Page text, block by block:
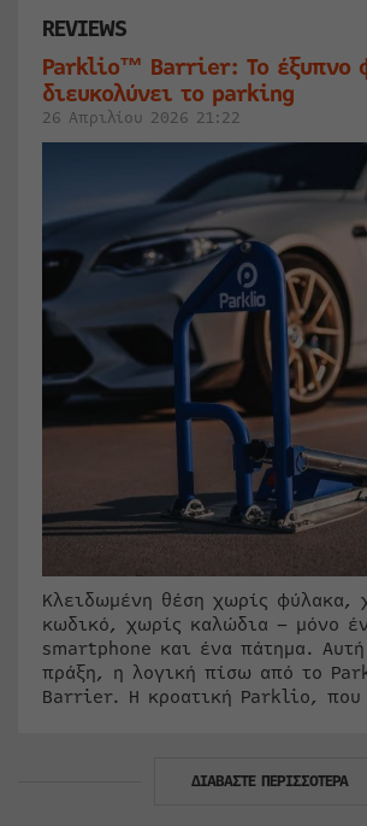
REVIEWS
Parklio™ Barrier: Το έξυπνο
διευκολύνει το parking
26 Απριλίου 2026 21:22
Κλειδωμένη θέση χωρίς φύλακα,
κωδικό, χωρίς καλώδια – μόνο
smartphone και ένα πάτημα.
πράξη, η λογική πίσω από το
Barrier. Η κροατική Parklio, που
ΔΙΑΒΑΣΤΕ ΠΕΡΙΣΣΟΤΕΡΑ